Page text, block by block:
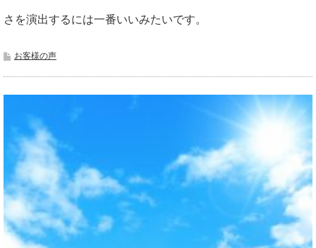
さを演出するには一番いいみたいです。
お客様の声